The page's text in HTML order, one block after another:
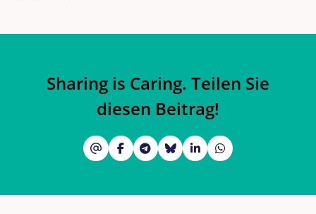
Sharing is Caring. Teilen Sie
diesen Beitrag!